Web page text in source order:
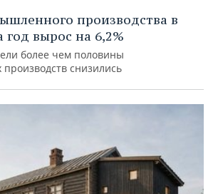
производства в
год вырос на 6,2%
более чем половины
снизились